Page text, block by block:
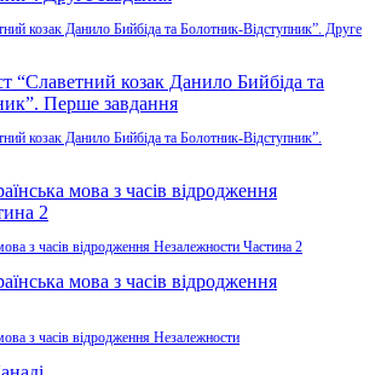
козак Данило Бийбіда та Болотник-Відступник”. Друге
козак Данило Бийбіда та Болотник-Відступник”.
з часів відродження Незалежности Частина 2
з часів відродження Незалежности